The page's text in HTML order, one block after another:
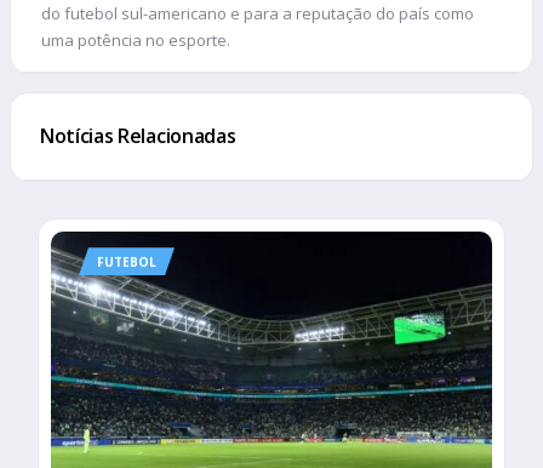
do futebol sul-americano e para a reputação do país como
uma potência no esporte.
Notícias Relacionadas
FUTEBOL